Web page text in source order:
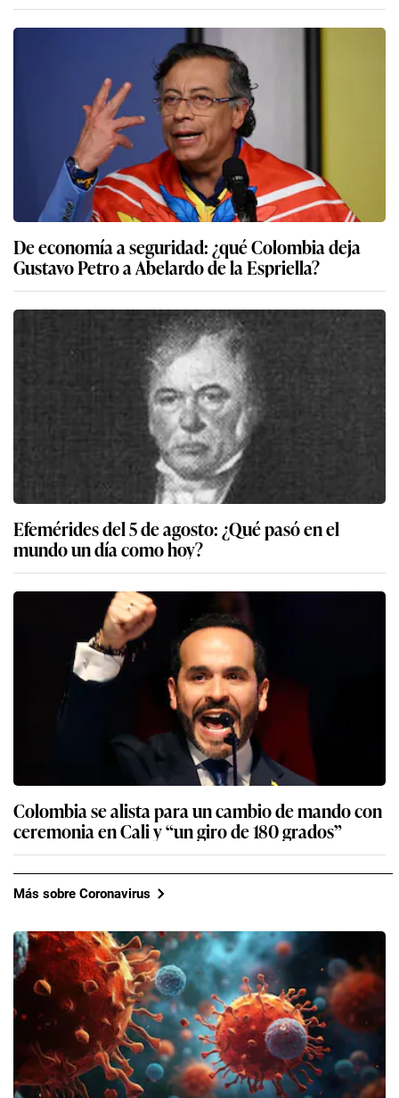
De economía a seguridad: ¿qué Colombia deja
Gustavo Petro a Abelardo de la Espriella?
Efemérides del 5 de agosto: ¿Qué pasó en el
mundo un día como hoy?
Colombia se alista para un cambio de mando con
ceremonia en Cali y “un giro de 180 grados”
Más sobre Coronavirus